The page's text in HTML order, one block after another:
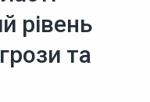
рівень
та